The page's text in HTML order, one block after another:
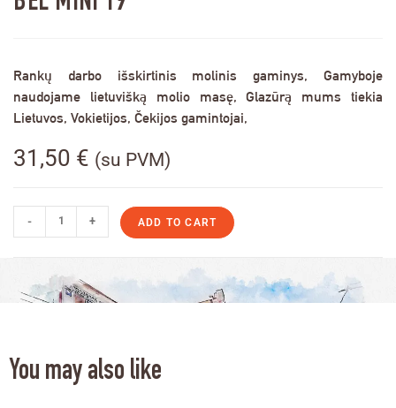
Rankų darbo išskirtinis molinis gaminys, Gamyboje
naudojame lietuvišką molio masę, Glazūrą mums tiekia
Lietuvos, Vokietijos, Čekijos gamintojai,
31,50 € (su PVM)
- + ADD TO CART
You may also like